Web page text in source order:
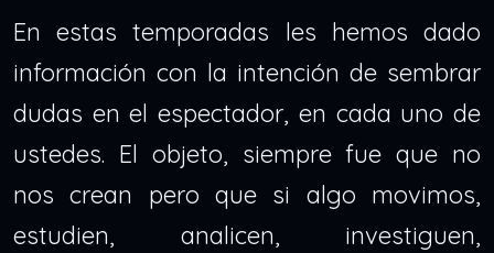
En estas temporadas les hemos dado
información con la intención de sembrar
dudas en el espectador, en cada uno de
ustedes. El objeto, siempre fue que no
nos crean pero que si algo movimos,
estudien, analicen, investiguen,